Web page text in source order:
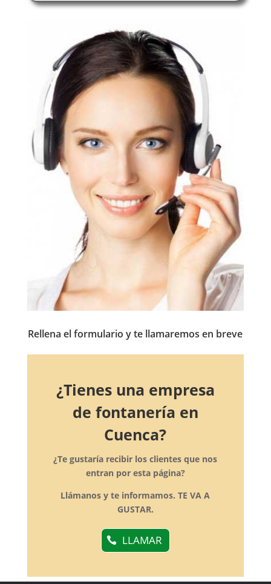
Rellena el formulario y te llamaremos en breve
¿Tienes una empresa
de fontanería en
Cuenca?
¿Te gustaría recibir los clientes que nos
entran por esta página?
Llámanos y te informamos. TE VA A
GUSTAR.
LLAMAR